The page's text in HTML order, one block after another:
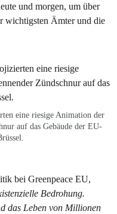
und morgen, um über
wichtigsten Ämter und die
eine riesige Animation der
auf das Gebäude der EU-
bei Greenpeace EU,
Bedrohung.
das Leben von Millionen